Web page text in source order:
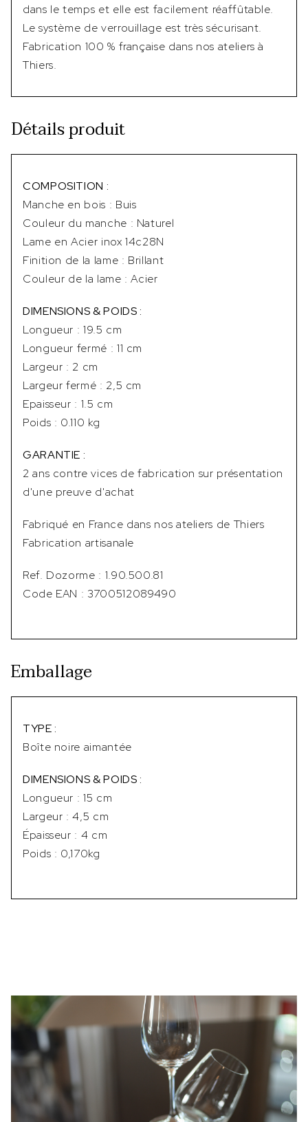
dans le temps et elle est facilement réaffûtable.
Le système de verrouillage est très sécurisant.
Fabrication 100 % française dans nos ateliers à
Thiers.
Détails produit
COMPOSITION :
Manche en bois : Buis
Couleur du manche : Naturel
Lame en Acier inox 14c28N
Finition de la lame : Brillant
Couleur de la lame : Acier
DIMENSIONS & POIDS :
Longueur : 19.5 cm
Longueur fermé : 11 cm
Largeur : 2 cm
Largeur fermé : 2,5 cm
Epaisseur : 1.5 cm
Poids : 0.110 kg
GARANTIE :
2 ans contre vices de fabrication sur présentation
d'une preuve d'achat
Fabriqué en France dans nos ateliers de Thiers
Fabrication artisanale
Ref. Dozorme : 1.90.500.81
Code EAN : 3700512089490
Emballage
TYPE :
Boîte noire aimantée
DIMENSIONS & POIDS :
Longueur : 15 cm
Largeur : 4,5 cm
Épaisseur : 4 cm
Poids : 0,170kg